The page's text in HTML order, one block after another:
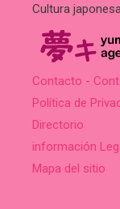
Cultura
Contacto -
Política de
Directorio
información
Mapa del sitio